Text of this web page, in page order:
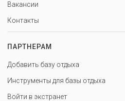
Вакансии
Контакты
ПАРТНЕРАМ
Добавить базу отдыха
Инструменты для базы отдыха
Войти в экстранет